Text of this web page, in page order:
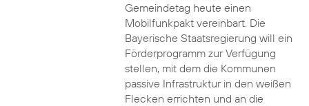
Gemeindetag heute einen
Mobilfunkpakt vereinbart. Die
Bayerische Staatsregierung will ein
Förderprogramm zur Verfügung
stellen, mit dem die Kommunen
passive Infrastruktur in den weißen
Flecken errichten und an die